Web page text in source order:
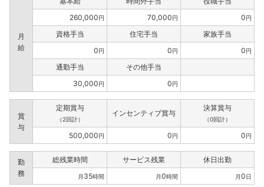
月
給
260,000円 70,000円 0円
資格手当 住宅手当
家族手当
0円 0円 0円
通勤手当
その他手当
30,000円 0円
賞
与
定期賞与
（2回計）
インセンティブ賞与
決算賞与
（0回計）
500,000円 0円 0円
勤
務
総残業時間 サービス残業 休日出勤
月 35時間 月0時間 月0日